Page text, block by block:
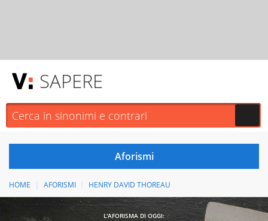
SAPERE
HOME AFORISMI HENRY DAVID THOREAU
L'AFORISMA DI OGGI: